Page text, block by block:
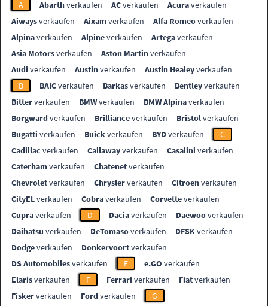
A Abarthverkaufen ACverkaufen Acuraverkaufen
Aiwaysverkaufen Aixamverkaufen Alfa Romeoverkaufen
Alpinaverkaufen Alpineverkaufen Artegaverkaufen
Asia Motorsverkaufen Aston Martinverkaufen
Audi verkaufen Austinverkaufen Austin Healeyverkaufen
B
BAICverkaufen Barkasverkaufen Bentleyverkaufen
Bitterverkaufen BMWverkaufen BMW Alpinaverkaufen
Borgwardverkaufen Brillianceverkaufen Bristolverkaufen
Bugatti verkaufen Buickverkaufen BYDverkaufen
C
Cadillac verkaufen Callawayverkaufen Casalini verkaufen
Caterhamverkaufen Chatenetverkaufen
Chevroletverkaufen Chryslerverkaufen Citroenverkaufen
CityELverkaufen Cobraverkaufen Corvetteverkaufen
Cupraverkaufen D Daciaverkaufen Daewooverkaufen
Daihatsu verkaufen DeTomasoverkaufen DFSKverkaufen
Dodgeverkaufen Donkervoortverkaufen
DS Automobilesverkaufen E e.GO verkaufen
Elarisverkaufen F Ferrari verkaufen Fiatverkaufen
Fiskerverkaufen Fordverkaufen
G